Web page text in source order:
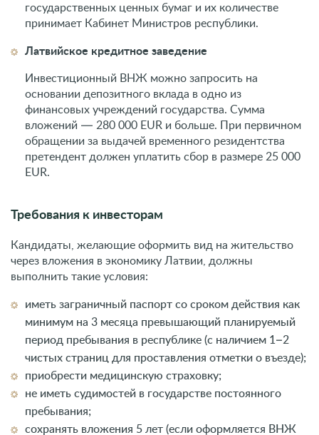
государственных ценных бумаг и их количестве
принимает Кабинет Министров республики.
Латвийское кредитное заведение
Инвестиционный ВНЖ можно запросить на
основании депозитного вклада в одно из
финансовых учреждений государства. Сумма
вложений — 280 000 EUR и больше. При первичном
обращении за выдачей временного резидентства
претендент должен уплатить сбор в размере 25 000
EUR.
Требования к инвесторам
Кандидаты, желающие оформить вид на жительство
через вложения в экономику Латвии, должны
выполнить такие условия:
иметь заграничный паспорт со сроком действия как
минимум на 3 месяца превышающий планируемый
период пребывания в республике (с наличием 1–2
чистых страниц для проставления отметки о въезде);
приобрести медицинскую страховку;
не иметь судимостей в государстве постоянного
пребывания;
сохранять вложения 5 лет (если оформляется ВНЖ